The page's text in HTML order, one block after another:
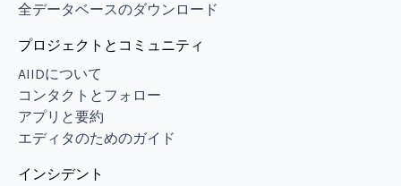
全データベースのダウンロード
プロジェクトとコミュニティ
AIIDについて
コンタクトとフォロー
アプリと要約
エディタのためのガイド
インシデント